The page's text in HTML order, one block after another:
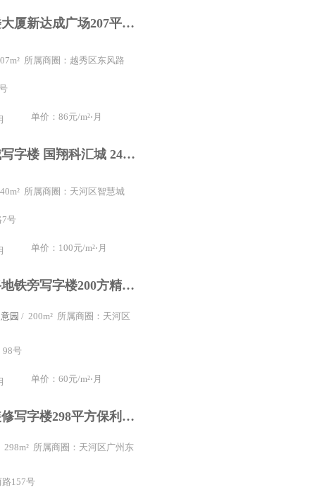
广州写字楼大厦新达成广场207平方2隔间办公室精装修
所属商圈：越秀区东风路
单价：86元/m²⋅月
天河智慧城写字楼 国翔科汇城 240平方精装修办公室招商直租
所属商圈：天河区智慧城
7号
单价：100元/m²⋅月
天河广汕路地铁旁写字楼200方精装办公室兆联智业968创意园园林社区方正采光好
园 / 200m² 所属商圈：天河区
98号
单价：60元/m²⋅月
天河北精装修写字楼298平方保利中汇广场办公室3隔间可拎包入住
298m² 所属商圈：天河区广州东
157号